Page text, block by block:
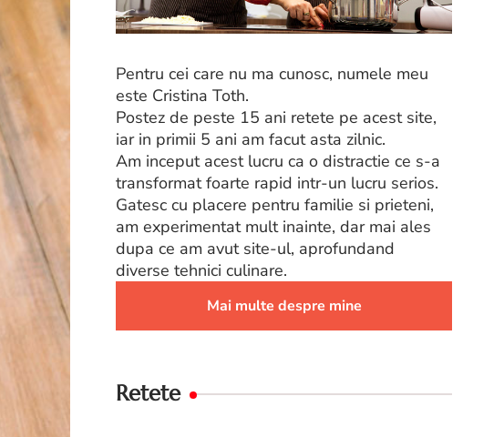
Pentru cei care nu ma cunosc, numele meu
este Cristina Toth.
Postez de peste 15 ani retete pe acest site,
iar in primii 5 ani am facut asta zilnic.
Am inceput acest lucru ca o distractie ce s-a
transformat foarte rapid intr-un lucru serios.
Gatesc cu placere pentru familie si prieteni,
am experimentat mult inainte, dar mai ales
dupa ce am avut site-ul, aprofundand
diverse tehnici culinare.
Mai multe despre mine
Retete